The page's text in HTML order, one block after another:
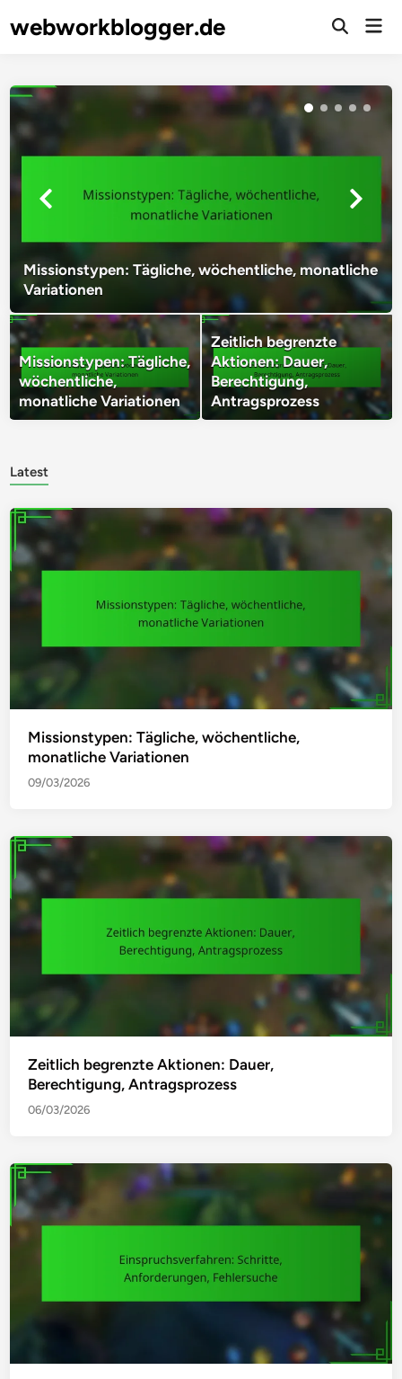
towebworkblogger.de
Open
Missionstypen: Tägliche, wöchentliche, monatliche
Variationen
Missionstypen: Tägliche,
wöchentliche,
monatliche Variationen
Zeitlich begrenzte
Aktionen: Dauer,
Berechtigung,
Antragsprozess
Latest
Missionstypen: Tägliche, wöchentliche,
monatliche Variationen
09/03/2026
Zeitlich begrenzte Aktionen: Dauer,
Berechtigung, Antragsprozess
06/03/2026